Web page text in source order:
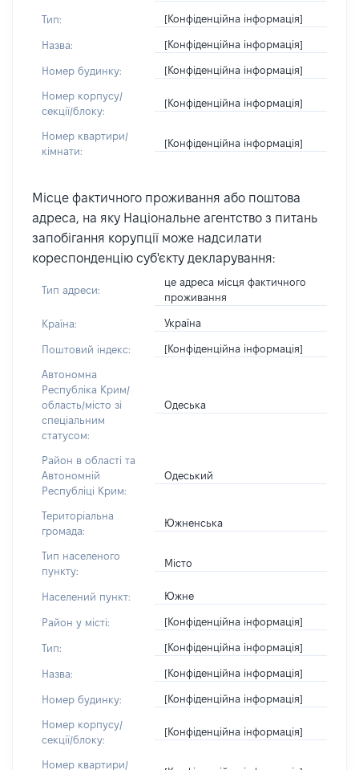
Тип: [Конфіденційна інформація]
Назва: [Конфіденційна інформація]
Номер будинку: [Конфіденційна інформація]
Номер корпусу/
секції/блоку:
[Конфіденційна інформація]
Номер квартири/
кімнати:
[Конфіденційна інформація]
Місце фактичного проживання або поштова
адреса, на яку Національне агентство з питань
запобігання корупції може надсилати
кореспонденцію суб'єкту декларування:
Тип адреси:
це адреса місця фактичного
проживання
Країна: Україна
Поштовий індекс: [Конфіденційна інформація]
Автономна
Республіка Крим/
область/місто зі
спеціальним
статусом:
Одеська
Район в області та
Автономній
Республіці Крим:
Одеський
Територіальна
громада:
Южненська
Тип населеного
пункту:
Місто
Населений пункт: Южне
Район у місті: [Конфіденційна інформація]
Тип: [Конфіденційна інформація]
Назва: [Конфіденційна інформація]
Номер будинку: [Конфіденційна інформація]
Номер корпусу/
секції/блоку:
[Конфіденційна інформація]
Номер квартири/